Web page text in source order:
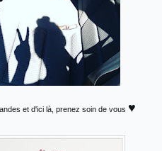
et d'ici là, prenez soin de vous ♥